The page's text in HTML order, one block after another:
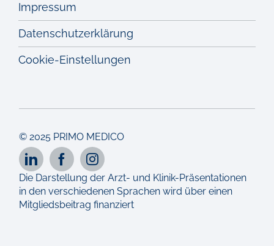
Impressum
Datenschutzerklärung
Cookie-Einstellungen
© 2025 PRIMO MEDICO
Die Darstellung der Arzt- und Klinik-Präsentationen
in den verschiedenen Sprachen wird über einen
Mitgliedsbeitrag finanziert